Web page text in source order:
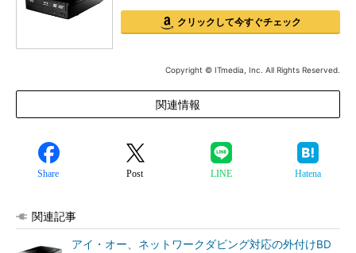
クリックして今すぐチェック
Copyright © ITmedia, Inc. All Rights Reserved.
関連情報
Share Post LINE Hatena
関連記事
アイ・オー、ネットワークダビング対応の外付けBD